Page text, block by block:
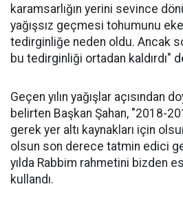
karamsarlığın yerini sevince
yağışsız geçmesi tohumunu
tedirginliğe neden oldu. Ancak
bu tedirginliği ortadan kaldırdı"
Geçen yılın yağışlar açısından
belirten Başkan Şahan, "2018-
gerek yer altı kaynakları için
olsun son derece tatmin edici
yılda Rabbim rahmetini bizden
kullandı.